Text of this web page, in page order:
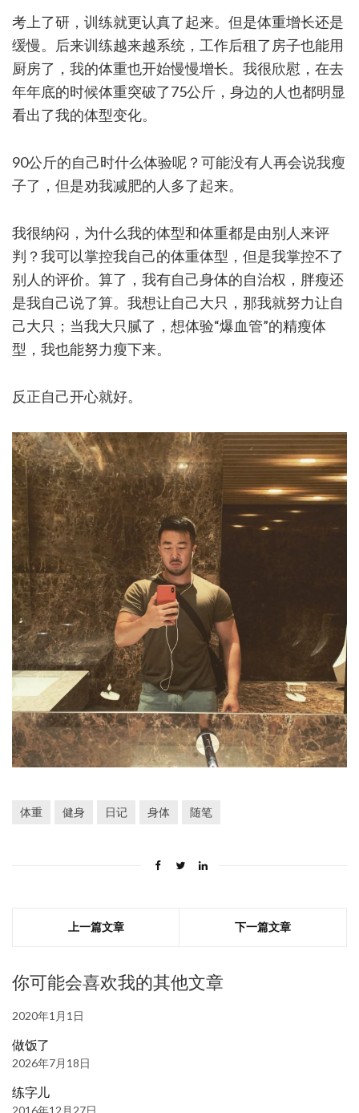
考上了研，训练就更认真了起来。但是体重增长还是
缓慢。后来训练越来越系统，工作后租了房子也能用
厨房了，我的体重也开始慢慢增长。我很欣慰，在去
年年底的时候体重突破了75公斤，身边的人也都明显
看出了我的体型变化。
90公斤的自己时什么体验呢？可能没有人再会说我瘦
子了，但是劝我减肥的人多了起来。
我很纳闷，为什么我的体型和体重都是由别人来评
判？我可以掌控我自己的体重体型，但是我掌控不了
别人的评价。算了，我有自己身体的自治权，胖瘦还
是我自己说了算。我想让自己大只，那我就努力让自
己大只；当我大只腻了，想体验“爆血管”的精瘦体
型，我也能努力瘦下来。
反正自己开心就好。
体重 健身 日记 身体 随笔
上一篇文章 下一篇文章
你可能会喜欢我的其他文章
2020年1月1日
做饭了
2026年7月18日
练字儿
2016年12月27日